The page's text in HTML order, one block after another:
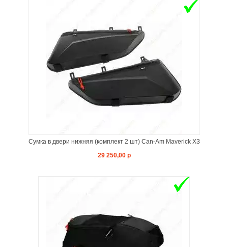
Сумка в двери нижняя (комплект 2 шт) Can-Am Maverick X3
29 250,00 р